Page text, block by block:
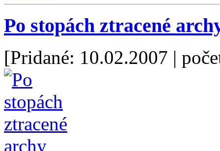
Po stopách ztracené
[Pridané: 10.02.2007 |